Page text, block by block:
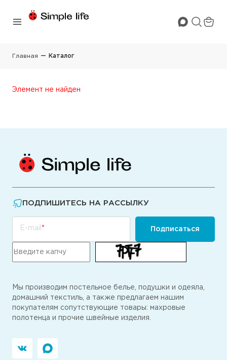
Главная Каталог
Элемент не найден
ПОДПИШИТЕСЬ НА РАССЫЛКУ
E-mail Подписаться
Мы производим постельное белье, подушки и одеяла,
домашний текстиль, а также предлагаем нашим
покупателям сопутствующие товары: махровые
полотенца и прочие швейные изделия.